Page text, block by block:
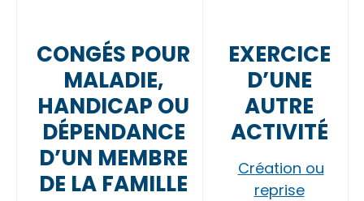
CONGÉS POUR
MALADIE,
HANDICAP OU
DÉPENDANCE
D’UN MEMBRE
DE LA FAMILLE
EXERCICE
D’UNE
AUTRE
ACTIVITÉ
Création ou
reprise